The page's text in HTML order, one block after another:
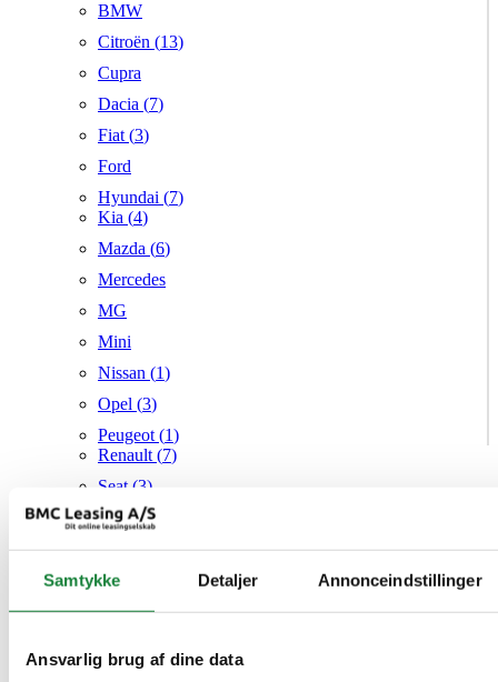
Samtykke Detaljer Annonceindstillinger
Ansvarlig brug af dine data
BMW
Citroën (13)
Cupra
Dacia (7)
Fiat (3)
Ford
Hyundai (7)
Kia (4)
Mazda (6)
Mercedes
MG
Mini
Nissan (1)
Opel (3)
Peugeot (1)
Renault (7)
Seat (3)
Skoda (1
Suzuki
Tesla
Toyota (1)
Audi